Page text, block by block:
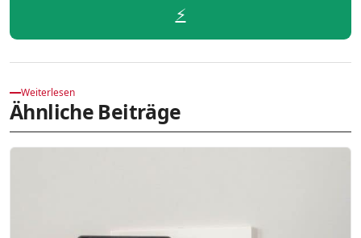
⚡️
Weiterlesen
Ähnliche Beiträge